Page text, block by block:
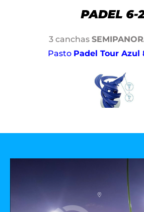
3 canchas
Pasto Padel Tour Azul